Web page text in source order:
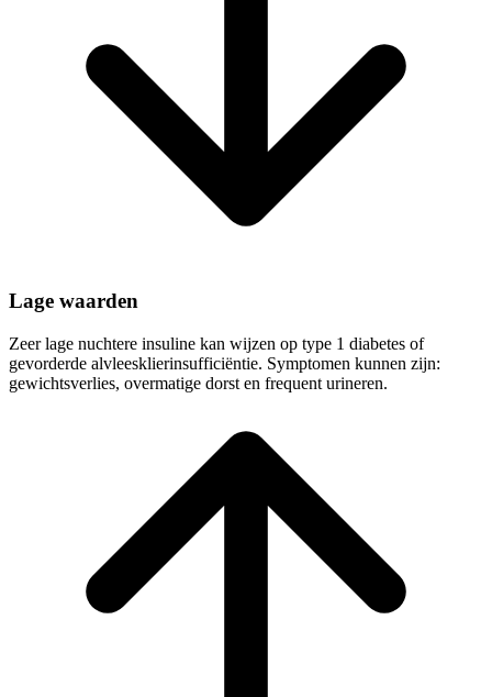
Lage waarden
Zeer lage nuchtere insuline kan wijzen op type 1 diabetes of
gevorderde alvleesklierinsufficiëntie. Symptomen kunnen zijn:
gewichtsverlies, overmatige dorst en frequent urineren.